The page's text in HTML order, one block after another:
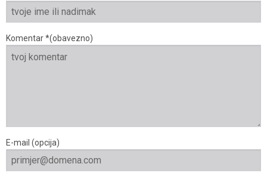
Komentar *(obavezno)
E-mail (opcija)